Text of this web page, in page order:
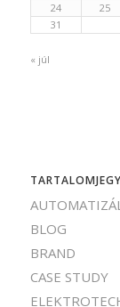
24
25
31
« júl
BLOG
BRAND
CASE STUDY